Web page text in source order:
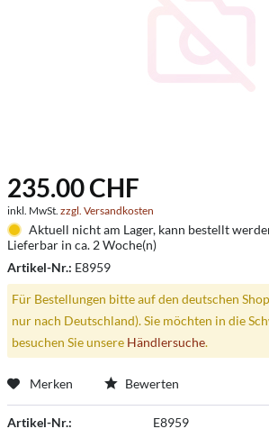
235.00 CHF
inkl. MwSt. zzgl. Versandkosten
Aktuell nicht am Lager, kann bestellt
Lieferbar in ca. 2 Woche(n)
Artikel-Nr.: E8959
Für Bestellungen bitte auf den deutschen
nur nach Deutschland). Sie möchten in die
besuchen Sie unsere Händlersuche.
Merken Bewerten
Artikel-Nr.: E8959